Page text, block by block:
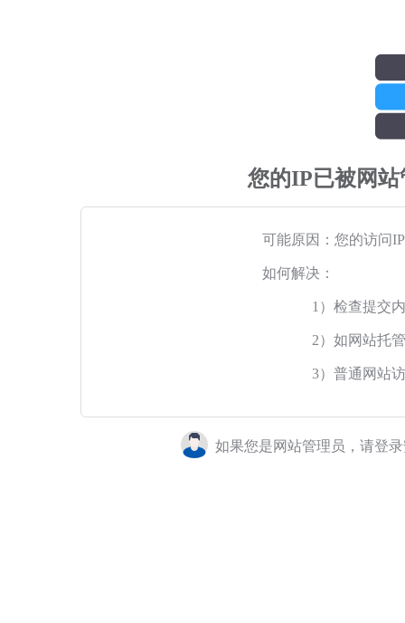
您的IP已被网
可能原因：您的访问
如何解决：
1）检查提交
2）如网站托
3）普通网站
如果您是网站管理员，请登